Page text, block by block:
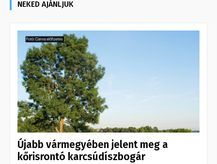
NEKED AJÁNLJUK
Újabb vármegyében jelent meg a
kőrisrontó karcsúdíszbogár